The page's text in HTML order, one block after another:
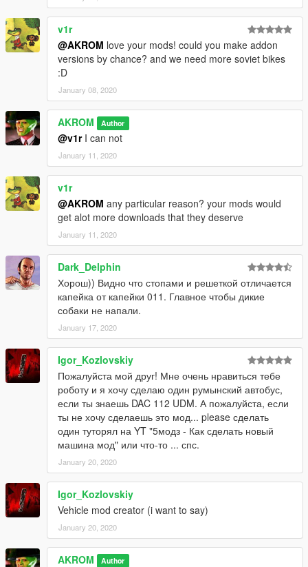
v1r
@AKROM love your mods! could you make addon
versions by chance? and we need more soviet bikes
:D
January 08, 2020
AKROM Author
@v1rI can not
January 11, 2020
v1r
@AKROM any particular reason? your mods would
get alot more downloads that they deserve
January 11, 2020
Dark_Delphin
Хорош)) Видно что стопами и решеткой отличается
капейка от капейки 011. Главное чтобы дикие
собаки не напали.
January 17, 2020
Igor_Kozlovskiy
Пожалуйста мой друг! Мне очень нравиться тебе
роботу и я хочу сделаю один румынский автобус,
если ты знаешь DAC 112 UDM. А пожалуйста, если
ты не хочу сделаешь это мод... please сделать
один туторял на YT "5модз - Как сделать новый
машина мод" или что-то ... спс.
January 20, 2020
Igor_Kozlovskiy
Vehicle mod creator (i want to say)
January 20, 2020
AKROM Author